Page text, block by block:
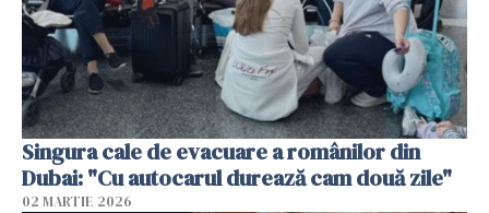
Singura cale de evacuare a românilor din
Dubai: "Cu autocarul durează cam două zile"
02 MARTIE 2026